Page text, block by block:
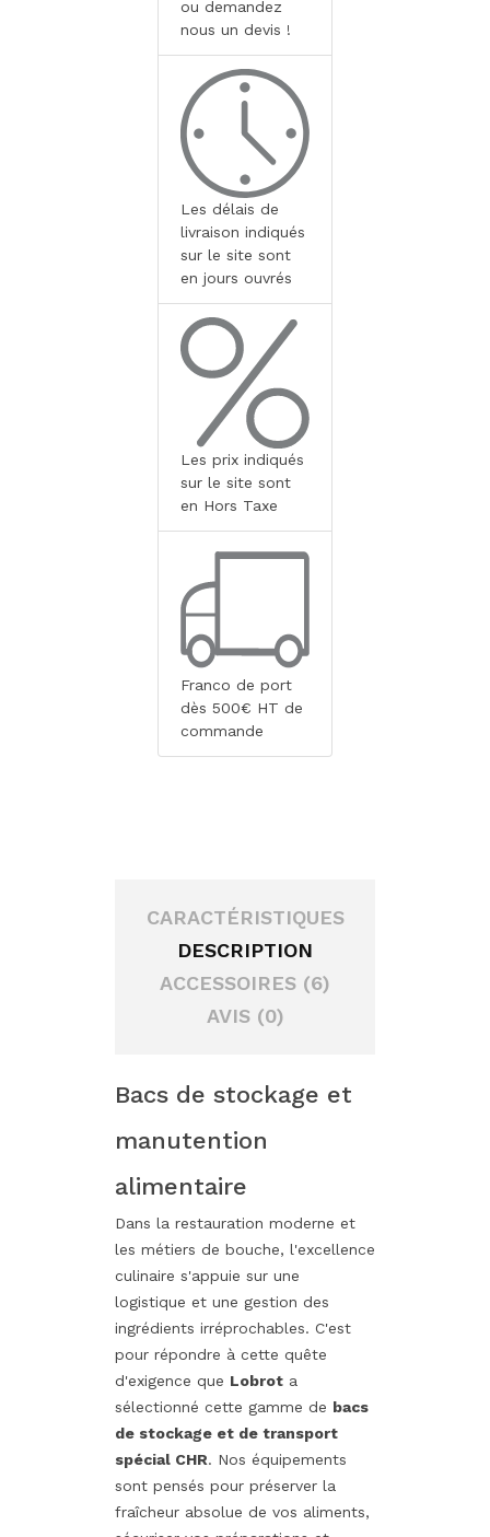
ou demandez
nous un devis !
Les délais de
livraison indiqués
sur le site sont
en jours ouvrés
Les prix indiqués
sur le site sont
en Hors Taxe
Franco de port
dès 500€ HT de
commande
CARACTÉRISTIQUES
DESCRIPTION
ACCESSOIRES (6)
AVIS (0)
Bacs de stockage et
manutention
alimentaire
Dans la restauration moderne et
les métiers de bouche, l'excellence
culinaire s'appuie sur une
logistique et une gestion des
ingrédients irréprochables. C'est
pour répondre à cette quête
d'exigence que Lobrot a
sélectionné cette gamme de bacs
de stockage et de transport
spécial CHR. Nos équipements
sont pensés pour préserver la
fraîcheur absolue de vos aliments,